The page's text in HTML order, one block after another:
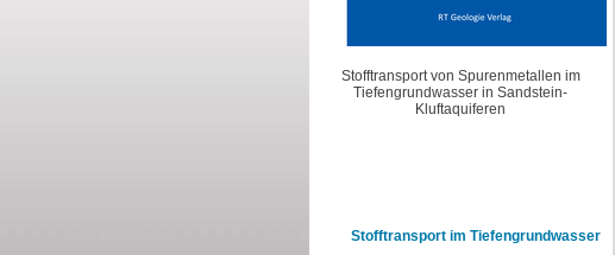
Stofftransport von Spurenmetallen im
Tiefengrundwasser in Sandstein-
Kluftaquiferen
Stofftransport im Tiefengrundwasser